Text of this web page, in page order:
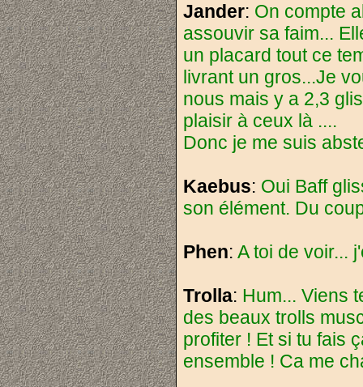
Jander: On compte
assouvir sa faim...
un placard tout ce
livrant un gros...Je
nous mais y a 2,3
plaisir à ceux là ....
Donc je me suis
Kaebus: Oui Baff
son élément. Du
Phen: A toi de voir...
Trolla: Hum... Viens
des beaux trolls
profiter ! Et si tu fais
ensemble ! Ca me